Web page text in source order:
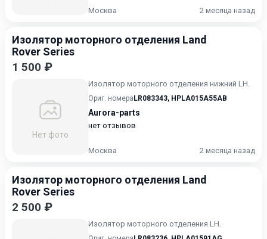
Москва 2 месяца назад
Изолятор моторного отделения Land
Rover Series
1 500 ₽
Нет фото
Изолятор моторного отделения нижний LH.
Ориг. номера LR083343, HPLA015A55AB
Aurora-parts
нет отзывов
Москва 2 месяца назад
Изолятор моторного отделения Land
Rover Series
2 500 ₽
Изолятор моторного отделения LH.